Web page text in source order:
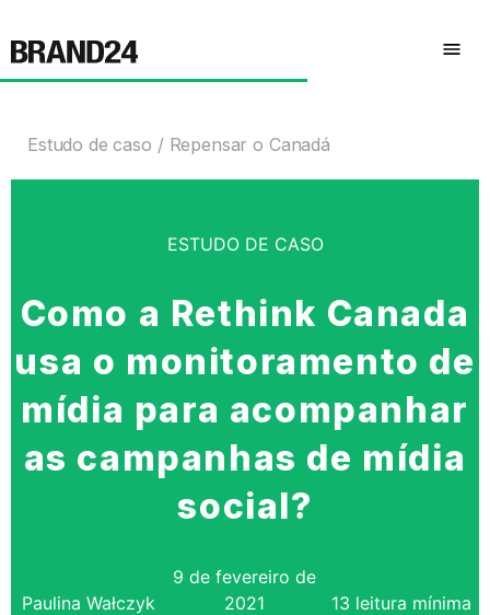
Estudo de caso Repensar o Canadá
ESTUDO DE CASO
Como a Rethink Canada
usa o monitoramento de
mídia para acompanhar
as campanhas de mídia
social?
Paulina Wałczyk
9 de fevereiro de
2021
13 leitura mínima